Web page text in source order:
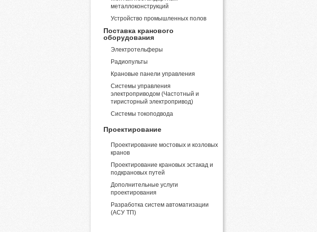
металлоконструкций
Устройство промышленных полов
Поставка кранового
оборудования
Электротельферы
Радиопульты
Крановые панели управления
Системы управления
электроприводом (Частотный и
тиристорный электропривод)
Системы токоподвода
Проектирование
Проектирование мостовых и козловых
кранов
Проектирование крановых эстакад и
подкрановых путей
Дополнительные услуги
проектирования
Разработка систем автоматизации
(АСУ ТП)